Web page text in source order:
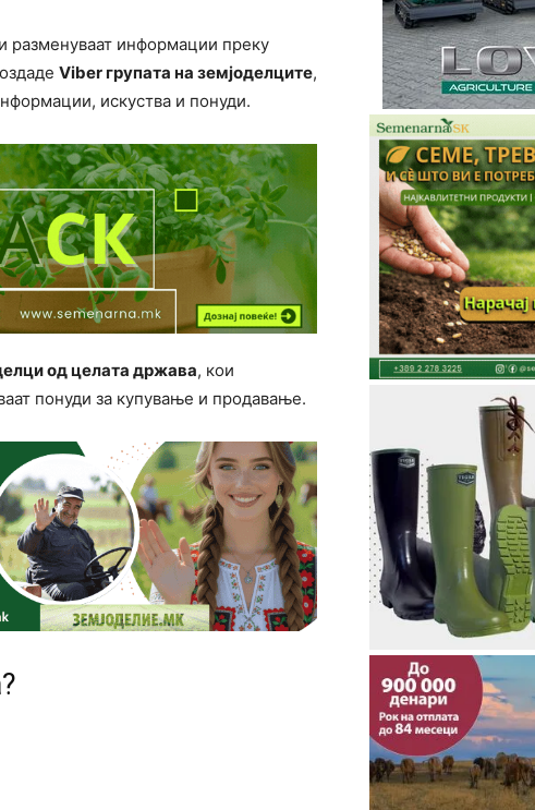
разменуваат информации преку
Viber групата на земјоделците,
искуства и понуди.
од целата држава, кои
понуди за купување и продавање.